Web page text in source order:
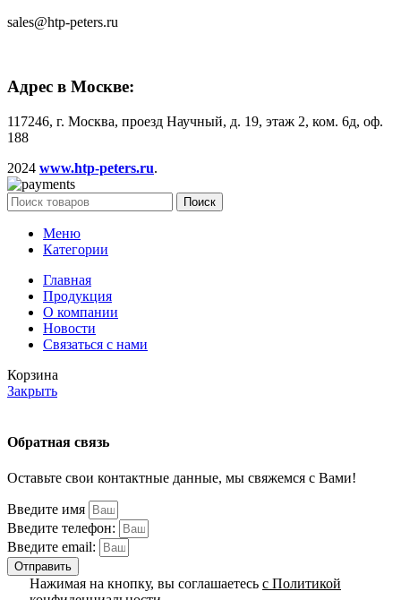
sales@htp-peters.ru
Адрес в Москве:
117246, г. Москва, проезд Научный, д. 19, этаж 2, ком. 6д, оф.
188
2024 www.htp-peters.ru.
Поиск
Меню
Категории
Главная
Продукция
О компании
Новости
Связаться с нами
Корзина
Закрыть
Обратная связь
Оставьте свои контактные данные, мы свяжемся с Вами!
Введите имя
Введите телефон:
Введите email:
Отправить
Нажимая на кнопку, вы соглашаетесь с Политикой